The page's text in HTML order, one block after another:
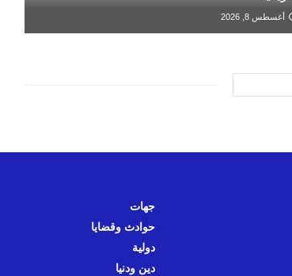
أغسطس 8, 2026
جهات
حوادث وقضايا
دولية
دين ودنيا